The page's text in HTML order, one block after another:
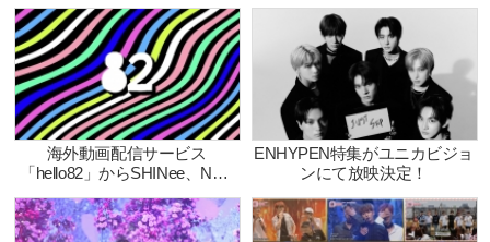
HYBE所属アーティスト特集＞
SEQUENCE」日韓同時放送・
配信！
海外動画配信サービス
「hello82」からSHINee、NCT
K-POPアイドルの動画を日本
語字幕付きで配信スタート！
ENHYPEN特集がユニカビジョ
ンにて放映決定！